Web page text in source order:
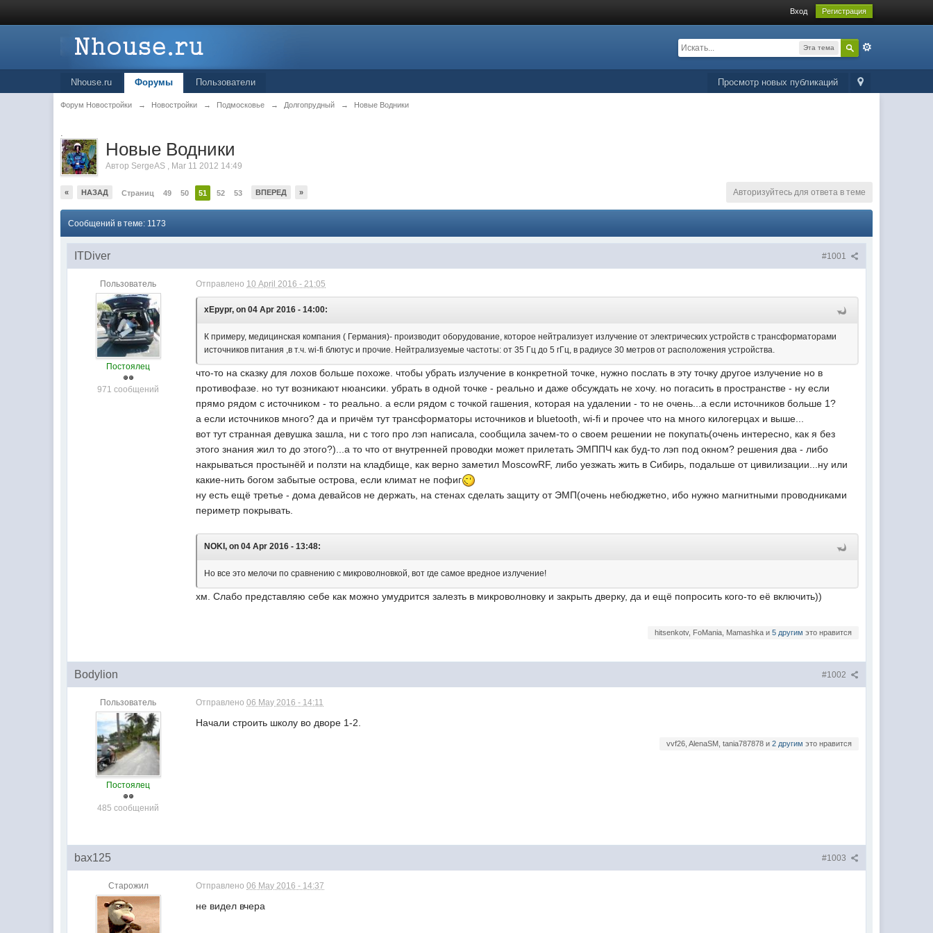
Вход Регистрация
Эта тема
Просмотр новых публикаций
Nhouse.ru Форумы Пользователи
Форум Новостройки → Новостройки → Подмосковье → Долгопрудный → Новые Водники
.
Новые Водники
Автор SergeAS , Mar 11 2012 14:49
« НАЗАД Страниц 49 50 51 52 53 ВПЕРЕД » Авторизуйтесь для ответа в теме
Сообщений в теме: 1173
#1001
ITDiver
Пользователь
Постоялец
971 сообщений
Отправлено 10 April 2016 - 21:05
xEpypr, on 04 Apr 2016 - 14:00:
К примеру, медицинская компания ( Германия)- производит оборудование, которое нейтрализует излучение от электрических устройств с трансформаторами
источников питания ,в т.ч. wi-fi блютус и прочие. Нейтрализуемые частоты: от 35 Гц до 5 гГц, в радиусе 30 метров от расположения устройства.
что-то на сказку для лохов больше похоже. чтобы убрать излучение в конкретной точке, нужно послать в эту точку другое излучение но в
противофазе. но тут возникают нюансики. убрать в одной точке - реально и даже обсуждать не хочу. но погасить в пространстве - ну если
прямо рядом с источником - то реально. а если рядом с точкой гашения, которая на удалении - то не очень...а если источников больше 1?
а если источников много? да и причём тут трансформаторы источников и bluetooth, wi-fi и прочее что на много килогерцах и выше...
вот тут странная девушка зашла, ни с того про лэп написала, сообщила зачем-то о своем решении не покупать(очень интересно, как я без
этого знания жил то до этого?)...а то что от внутренней проводки может прилетать ЭМППЧ как буд-то лэп под окном? решения два - либо
накрываться простынёй и ползти на кладбище, как верно заметил MoscowRF, либо уезжать жить в Сибирь, подальше от цивилизации...ну или
какие-нить богом забытые острова, если климат не пофиг
ну есть ещё третье - дома девайсов не держать, на стенах сделать защиту от ЭМП(очень небюджетно, ибо нужно магнитными проводниками
периметр покрывать.
NOKI, on 04 Apr 2016 - 13:48:
Но все это мелочи по сравнению с микроволновкой, вот где самое вредное излучение!
хм. Слабо представляю себе как можно умудрится залезть в микроволновку и закрыть дверку, да и ещё попросить кого-то её включить))
hitsenkotv, FoMania, Mamashka и 5 другим это нравится
#1002
Bodylion
Пользователь
Постоялец
485 сообщений
Отправлено06 May 2016 - 14:11
Начали строить школу во дворе 1-2.
vvf26, AlenaSM, tania787878 и 2 другим это нравится
#1003
bax125
Старожил Отправлено06 May 2016 - 14:37
не видел вчера